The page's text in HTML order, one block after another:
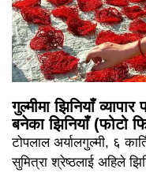
गुल्मीमा झिनियाँ
बनेका झिनियाँ (फोटो
टोपलाल अर्यालगुल्मी, ६
सुमित्रा श्रेष्ठलाई अहिले